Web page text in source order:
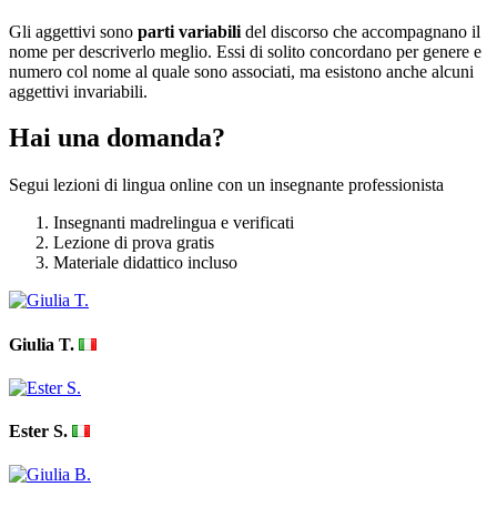
Gli aggettivi sono parti variabili del discorso che accompagnano il
nome per descriverlo meglio. Essi di solito concordano per genere e
numero col nome al quale sono associati, ma esistono anche alcuni
aggettivi invariabili.
Hai una domanda?
Segui lezioni di lingua online con un insegnante professionista
Insegnanti madrelingua e verificati
Lezione di prova gratis
Materiale didattico incluso
Giulia T.
Ester S.